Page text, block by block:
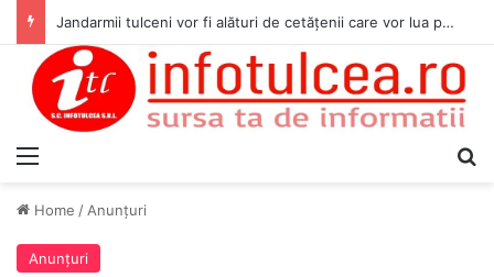
Jandarmii tulceni vor fi alături de cetățenii care vor lua parte la Festivalul Folk Țestos
Home / Anunţuri
Anunţuri